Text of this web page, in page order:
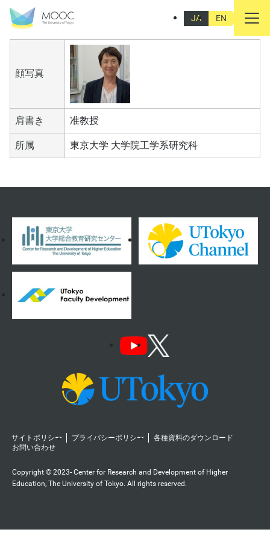
JA EN
栗栖 聖
顔写真
肩書き 准教授
所属 東京大学 大学院工学系研究科
サイトポリシー プライバシーポリシー
各種資料のダウンロード
お問い合わせ
Copyright © 2023- Center for Research and Development of Higher
Education, The University of Tokyo. All rights reserved.️